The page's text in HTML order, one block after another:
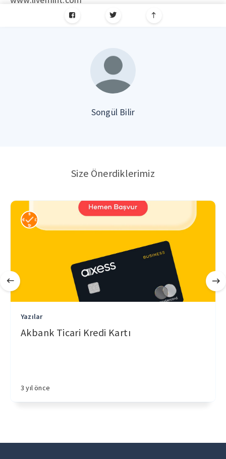
Songül Bilir
Size Önerdiklerimiz
Yazılar
Akbank Ticari Kredi Kartı
3 yıl önce